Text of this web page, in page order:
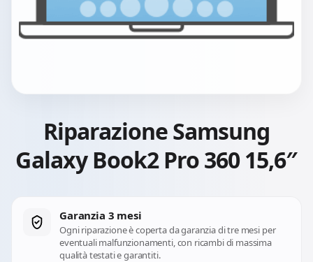
Riparazione Samsung
Galaxy Book2 Pro 360 15,6″
Garanzia 3 mesi
Ogni riparazione è coperta da garanzia di tre mesi per
eventuali malfunzionamenti, con ricambi di massima
qualità testati e garantiti.